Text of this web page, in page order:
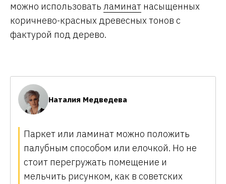
можно использовать ламинат насыщенных
коричнево-красных древесных тонов с
фактурой под дерево.
Наталия Медведева
Паркет или ламинат можно положить
палубным способом или елочкой. Но не
стоит перегружать помещение и
мельчить рисунком, как в советских